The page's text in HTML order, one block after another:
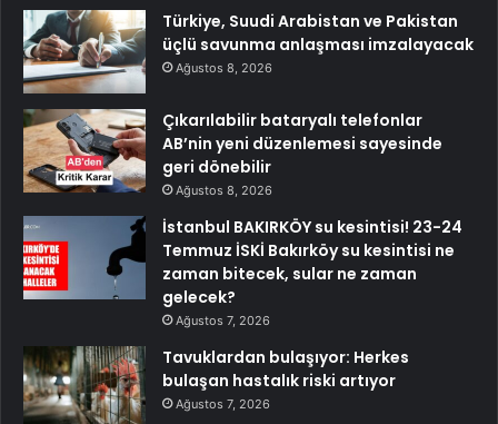
Türkiye, Suudi Arabistan ve Pakistan
üçlü savunma anlaşması imzalayacak
Ağustos 8, 2026
Çıkarılabilir bataryalı telefonlar
AB’nin yeni düzenlemesi sayesinde
geri dönebilir
Ağustos 8, 2026
İstanbul BAKIRKÖY su kesintisi! 23-24
Temmuz İSKİ Bakırköy su kesintisi ne
zaman bitecek, sular ne zaman
gelecek?
Ağustos 7, 2026
Tavuklardan bulaşıyor: Herkes
bulaşan hastalık riski artıyor
Ağustos 7, 2026